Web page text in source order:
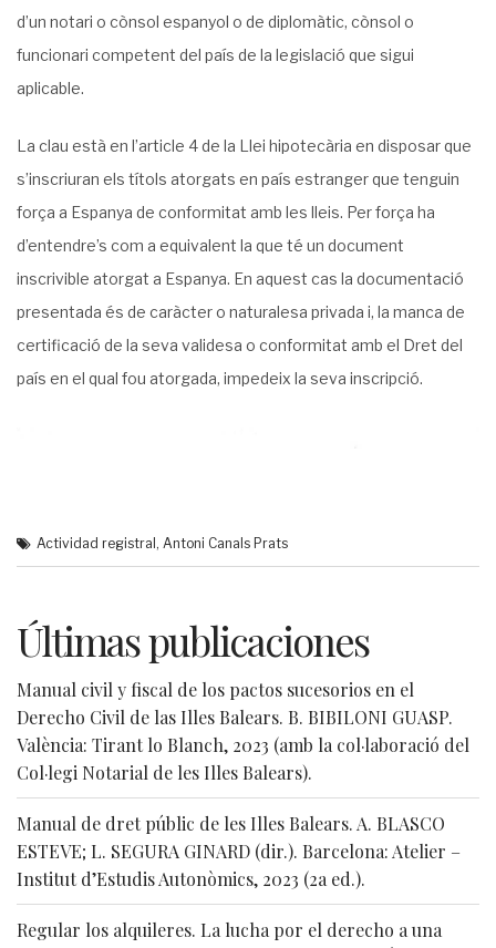
d’un notari o cònsol espanyol o de diplomàtic, cònsol o
funcionari competent del país de la legislació que sigui
aplicable.
La clau està en l’article 4 de la Llei hipotecària en disposar que
s’inscriuran els títols atorgats en país estranger que tenguin
força a Espanya de conformitat amb les lleis. Per força ha
d’entendre’s com a equivalent la que té un document
inscrivible atorgat a Espanya. En aquest cas la documentació
presentada és de caràcter o naturalesa privada i, la manca de
certificació de la seva validesa o conformitat amb el Dret del
país en el qual fou atorgada, impedeix la seva inscripció.
Actividad registral , Antoni Canals Prats
Últimas publicaciones
Manual civil y fiscal de los pactos sucesorios en el
Derecho Civil de las Illes Balears. B. BIBILONI GUASP.
València: Tirant lo Blanch, 2023 (amb la col·laboració del
Col·legi Notarial de les Illes Balears).
Manual de dret públic de les Illes Balears. A. BLASCO
ESTEVE; L. SEGURA GINARD (dir.). Barcelona: Atelier –
Institut d’Estudis Autonòmics, 2023 (2a ed.).
Regular los alquileres. La lucha por el derecho a una